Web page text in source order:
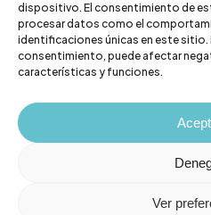
dispositivo. El consentimiento de
procesar datos como el
identificaciones únicas en este sitio.
consentimiento, puede afectar
características y funciones.
Ver
Preguntas frecuentes
Paga a plazos con Klarna
Paga a plazos con
scalapay